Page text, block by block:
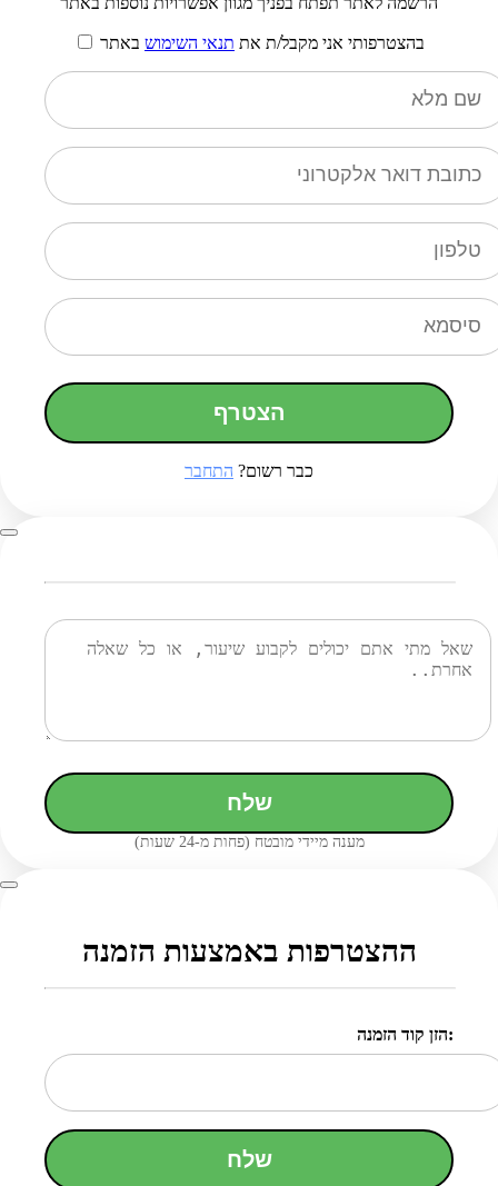
בהצטרפותי אני מקבל/ת את תנאי השימוש באתר
הצטרף
כבר רשום? התחבר
שלח
מענה מיידי מובטח (פחות מ-24 שעות)
ההצטרפות באמצעות הזמנה
הזן קוד הזמנה:
שלח